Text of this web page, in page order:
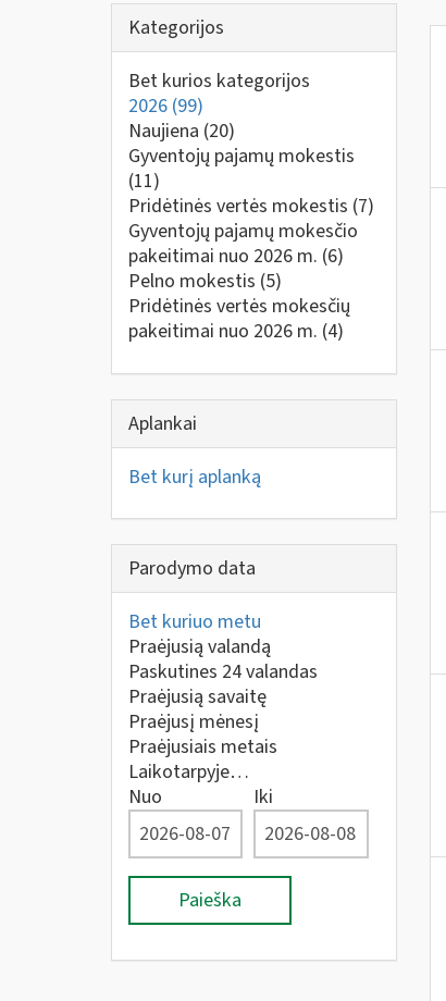
Kategorijos
Bet kurios kategorijos
2026 (99)
Naujiena (20)
Gyventojų pajamų mokestis
(11)
Pridėtinės vertės mokestis (7)
Gyventojų pajamų mokesčio
pakeitimai nuo 2026 m. (6)
Pelno mokestis (5)
Pridėtinės vertės mokesčių
pakeitimai nuo 2026 m. (4)
Aplankai
Bet kurį aplanką
Parodymo data
Bet kuriuo metu
Praėjusią valandą
Paskutines 24 valandas
Praėjusią savaitę
Praėjusį mėnesį
Praėjusiais metais
Laikotarpyje…
Nuo
Iki
Paieška